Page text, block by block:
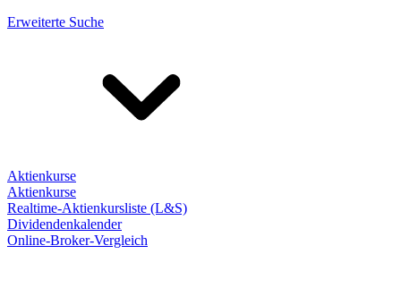
Erweiterte Suche
Aktienkurse
Aktienkurse
Realtime-Aktienkursliste (L&S)
Dividendenkalender
Online-Broker-Vergleich